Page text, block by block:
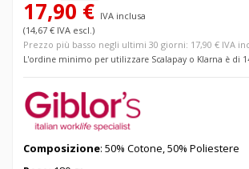
17,90 € IVA inclusa
(14,67 € IVA escl.)
Prezzo più basso negli ultimi 30 giorni: 17,90 € IVA
L'ordine minimo per utilizzare Scalapay o Klarna è di
Composizione: 50% Cotone, 50% Poliestere